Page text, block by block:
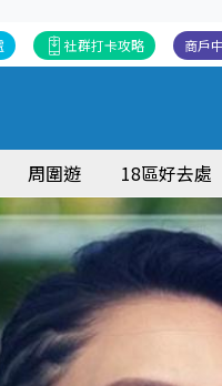
商戶
社群打卡攻略
周圍遊 18區好去處